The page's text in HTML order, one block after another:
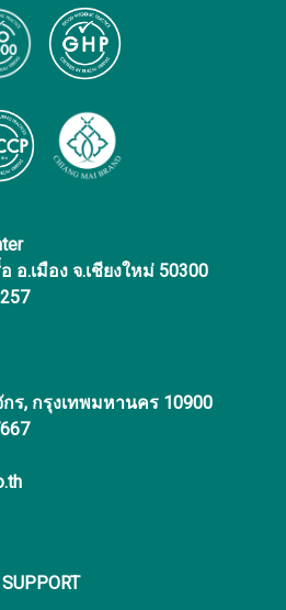
อ.เมือง จ.เชียงใหม่ 50300
ร, กรุงเทพมหานคร 10900
SUPPORT